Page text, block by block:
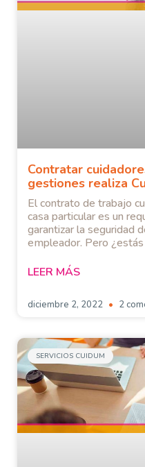
Contratar
gestiones realiza
El contrato de trabajo
casa particular es un
garantizar la seguridad
empleador. Pero ¿estás
LEER MÁS
diciembre 2, 2022 2
SERVICIOS CUIDUM